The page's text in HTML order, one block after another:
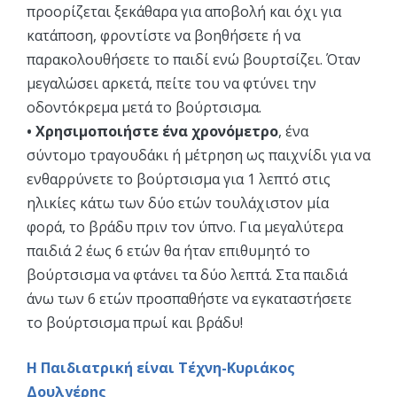
προορίζεται ξεκάθαρα για αποβολή και όχι για
κατάποση, φροντίστε να βοηθήσετε ή να
παρακολουθήσετε το παιδί ενώ βουρτσίζει. Όταν
μεγαλώσει αρκετά, πείτε του να φτύνει την
οδοντόκρεμα μετά το βούρτσισμα.
• Χρησιμοποιήστε ένα χρονόμετρο, ένα
σύντομο τραγουδάκι ή μέτρηση ως παιχνίδι για να
ενθαρρύνετε το βούρτσισμα για 1 λεπτό στις
ηλικίες κάτω των δύο ετών τουλάχιστον μία
φορά, το βράδυ πριν τον ύπνο. Για μεγαλύτερα
παιδιά 2 έως 6 ετών θα ήταν επιθυμητό το
βούρτσισμα να φτάνει τα δύο λεπτά. Στα παιδιά
άνω των 6 ετών προσπαθήστε να εγκαταστήσετε
το βούρτσισμα πρωί και βράδυ!
Η Παιδιατρική είναι Τέχνη-Κυριάκος
Δουλγέρης